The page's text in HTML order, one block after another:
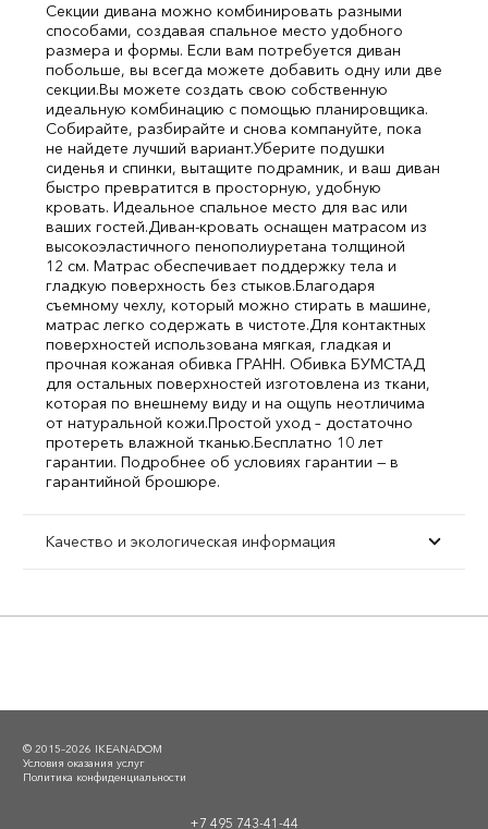
Секции дивана можно комбинировать разными
способами, создавая спальное место удобного
размера и формы. Если вам потребуется диван
побольше, вы всегда можете добавить одну или две
секции.Вы можете создать свою собственную
идеальную комбинацию с помощью планировщика.
Собирайте, разбирайте и снова компануйте, пока
не найдете лучший вариант.Уберите подушки
сиденья и спинки, вытащите подрамник, и ваш диван
быстро превратится в просторную, удобную
кровать. Идеальное спальное место для вас или
ваших гостей.Диван-кровать оснащен матрасом из
высокоэластичного пенополиуретана толщиной
12 см. Матрас обеспечивает поддержку тела и
гладкую поверхность без стыков.Благодаря
съемному чехлу, который можно стирать в машине,
матрас легко содержать в чистоте.Для контактных
поверхностей использована мягкая, гладкая и
прочная кожаная обивка ГРАНН. Обивка БУМСТАД
для остальных поверхностей изготовлена из ткани,
которая по внешнему виду и на ощупь неотличима
от натуральной кожи.Простой уход – достаточно
протереть влажной тканью.Бесплатно 10 лет
гарантии. Подробнее об условиях гарантии — в
гарантийной брошюре.
Качество и экологическая информация
© 2015–2026 IKEANADOM
Условия оказания услуг
Политика конфиденциальности
+7 495 743-41-44